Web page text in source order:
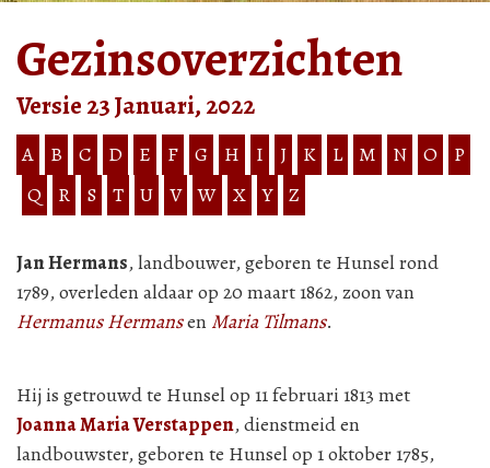
Gezinsoverzichten
Versie 23 Januari, 2022
A B C D E F G H I J K L M N O
P
Q
R S T U V W X Y Z
Jan Hermans, landbouwer, geboren te Hunsel rond
1789, overleden aldaar op 20 maart 1862, zoon van
Hermanus Hermansen Maria Tilmans.
Hij is getrouwd te Hunsel op 11 februari 1813 met
Joanna Maria Verstappen, dienstmeid en
landbouwster, geboren te Hunsel op 1 oktober 1785,